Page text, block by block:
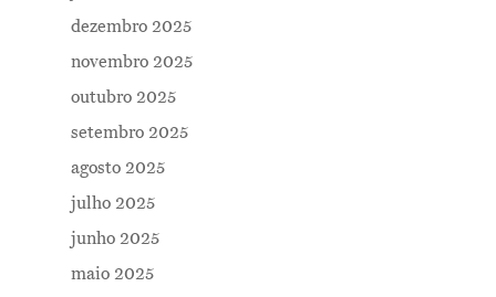
dezembro 2025
novembro 2025
outubro 2025
setembro 2025
agosto 2025
julho 2025
junho 2025
maio 2025